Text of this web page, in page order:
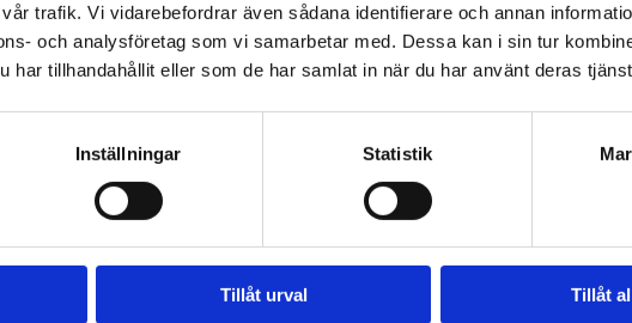
trafik. Vi vidarebefordrar även sådana identifierare och annan
och analysföretag som vi samarbetar med. Dessa kan i sin tur
har tillhandahållit eller som de har samlat in när du har använt deras
Inställningar Statistik
Tillåt urval Tillåt
Tengbom
architecture that
our clients as
society.
Work with us
more people who want to
help us make the world a
better place.